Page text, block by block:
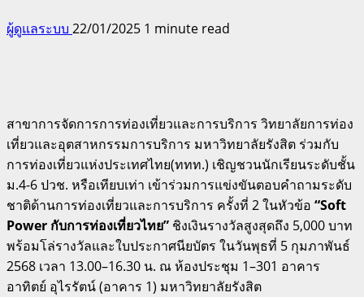
ผู้ดูแลระบบ 22/01/2025 1 minute read
สาขาการจัดการการท่องเที่ยวและการบริการ วิทยาลัยการท่อง
เที่ยวและอุตสาหกรรมการบริการ มหาวิทยาลัยรังสิต ร่วมกับ
การท่องเที่ยวแห่งประเทศไทย(ททท.) เชิญชวนนักเรียนระดับชั้น
ม.4-6 ปวช. หรือเทียบเท่า เข้าร่วมการแข่งขันตอบคำถามระดับ
ชาติด้านการท่องเที่ยวและการบริการ ครั้งที่ 2 ในหัวข้อ “Soft
Power กับการท่องเที่ยวไทย” ชิงเงินรางวัลสูงสุดถึง 5,000 บาท
พร้อมโล่รางวัลและใบประกาศนียบัตร ในวันพุธที่ 5 กุมภาพันธ์
2568 เวลา 13.00–16.30 น. ณ ห้องประชุม 1–301 อาคาร
อาทิตย์ อุไรรัตน์ (อาคาร 1) มหาวิทยาลัยรังสิต